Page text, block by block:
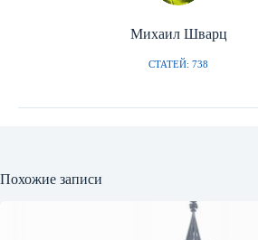
Михаил Шварц
СТАТЕЙ: 738
Похожие записи